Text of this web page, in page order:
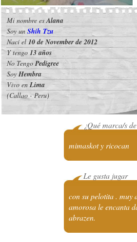
Mi nombre esAlana
Soy un Shih Tzu
Nací el 10 de November de 2012
Y tengo 13 años
No TengoPedigree
SoyHembra
Vivo enLima
(Callao - Peru)
¿Qué marca/s
mimaskot y ricocan
Le gusta jugar
con su pelotita . muy
amorosa le encanta
abrazen.